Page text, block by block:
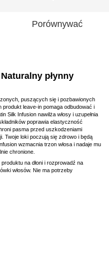
Porównywać
płynny
puszących się i pozbawionych
produkt leave-in pomaga odbudować i
Silk Infusion nawilża włosy i uzupełnia
poprawia elastyczność
pasma przed uszkodzeniami
Twoje loki poczują się zdrowo i będą
wzmacnia trzon włosa i nadaje mu
chronione.
na dłoni i rozprowadź na
włosów. Nie ma potrzeby